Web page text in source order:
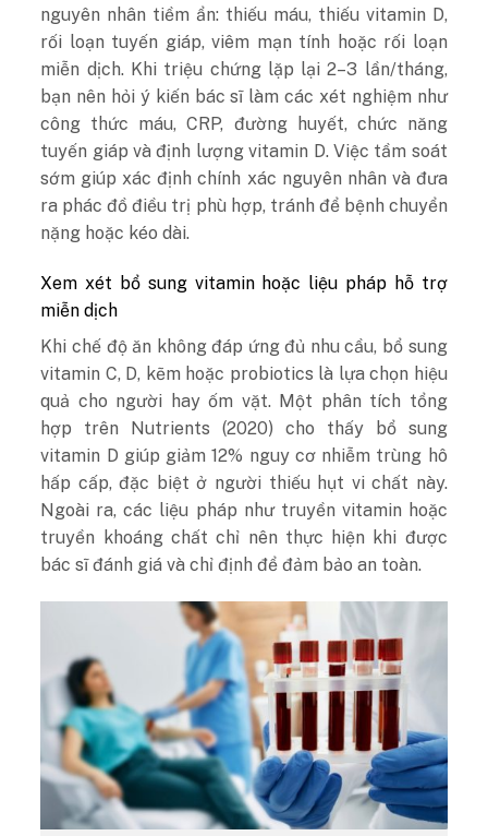
nguyên nhân tiềm ẩn: thiếu máu, thiếu vitamin D,
rối loạn tuyến giáp, viêm mạn tính hoặc rối loạn
miễn dịch. Khi triệu chứng lặp lại 2–3 lần/tháng,
bạn nên hỏi ý kiến bác sĩ làm các xét nghiệm như
công thức máu, CRP, đường huyết, chức năng
tuyến giáp và định lượng vitamin D. Việc tầm soát
sớm giúp xác định chính xác nguyên nhân và đưa
ra phác đồ điều trị phù hợp, tránh để bệnh chuyển
nặng hoặc kéo dài.
Xem xét bổ sung vitamin hoặc liệu pháp hỗ trợ
miễn dịch
Khi chế độ ăn không đáp ứng đủ nhu cầu, bổ sung
vitamin C, D, kẽm hoặc probiotics là lựa chọn hiệu
quả cho người hay ốm vặt. Một phân tích tổng
hợp trên Nutrients (2020) cho thấy bổ sung
vitamin D giúp giảm 12% nguy cơ nhiễm trùng hô
hấp cấp, đặc biệt ở người thiếu hụt vi chất này.
Ngoài ra, các liệu pháp như truyền vitamin hoặc
truyền khoáng chất chỉ nên thực hiện khi được
bác sĩ đánh giá và chỉ định để đảm bảo an toàn.